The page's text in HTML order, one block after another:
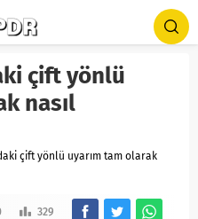
çift yönlü
nasıl
çift yönlü uyarım tam olarak
329